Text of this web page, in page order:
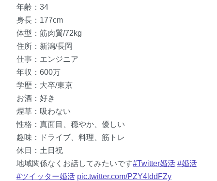
年齢：34
身長：177cm
体型：筋肉質/72kg
住所：新潟/長岡
仕事：エンジニア
年収：600万
学歴：大卒/東京
お酒：好き
煙草：吸わない
性格：真面目、穏やか、優しい
趣味：ドライブ、料理、筋トレ
休日：土日祝
地域関係なくお話してみたいです#Twitter婚活 #婚活
#ツイッター婚活 pic.twitter.com/PZY4lddFZy